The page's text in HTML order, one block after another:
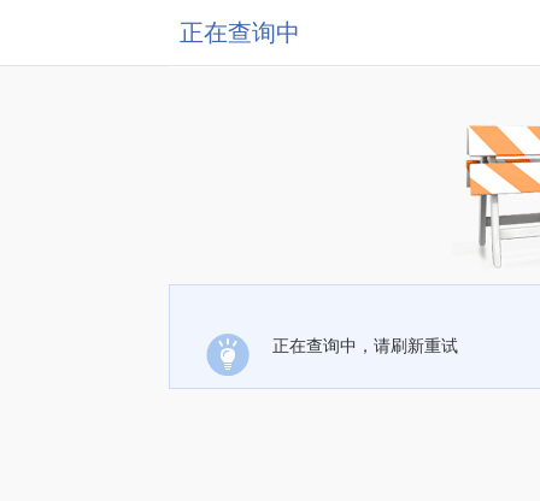
正在查询中
正在查询中，请刷新重试